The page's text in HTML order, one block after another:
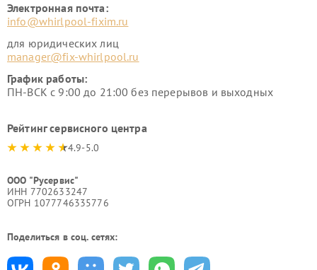
Электронная почта:
info@whirlpool-fixim.ru
для юридических лиц
manager@fix-whirlpool.ru
График работы:
ПН-ВСК с 9:00 до 21:00 без перерывов и выходных
Рейтинг сервисного центра
4.9-5.0
ООО "Русервис"
ИНН 7702633247
ОГРН 1077746335776
Поделиться в соц. сетях: